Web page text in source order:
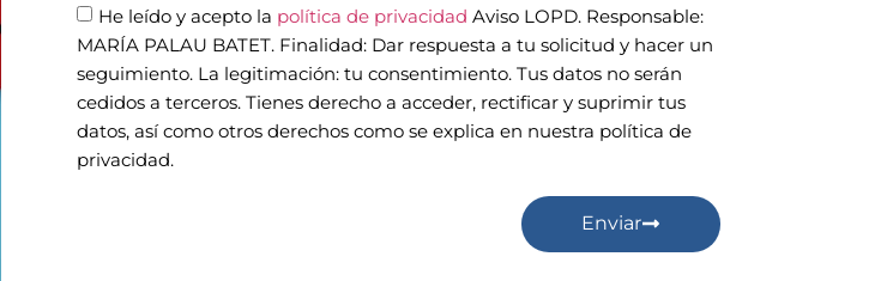
He leído y acepto la política de privacidad Aviso LOPD. Responsable:
MARÍA PALAU BATET. Finalidad: Dar respuesta a tu solicitud y hacer un
seguimiento. La legitimación: tu consentimiento. Tus datos no serán
cedidos a terceros. Tienes derecho a acceder, rectificar y suprimir tus
datos, así como otros derechos como se explica en nuestra política de
privacidad.
Enviar